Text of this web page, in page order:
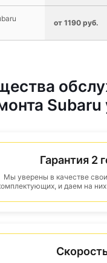
от 1190 руб.
Subaru
Гарантия 2
Мы уверены в качестве
и даем на